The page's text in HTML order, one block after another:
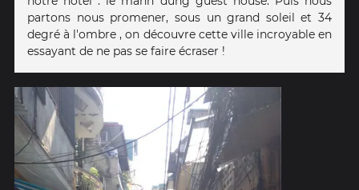
partons nous promener, sous un grand soleil et 34
degré à l'ombre , on découvre cette ville incroyable en
essayant de ne pas se faire écraser !